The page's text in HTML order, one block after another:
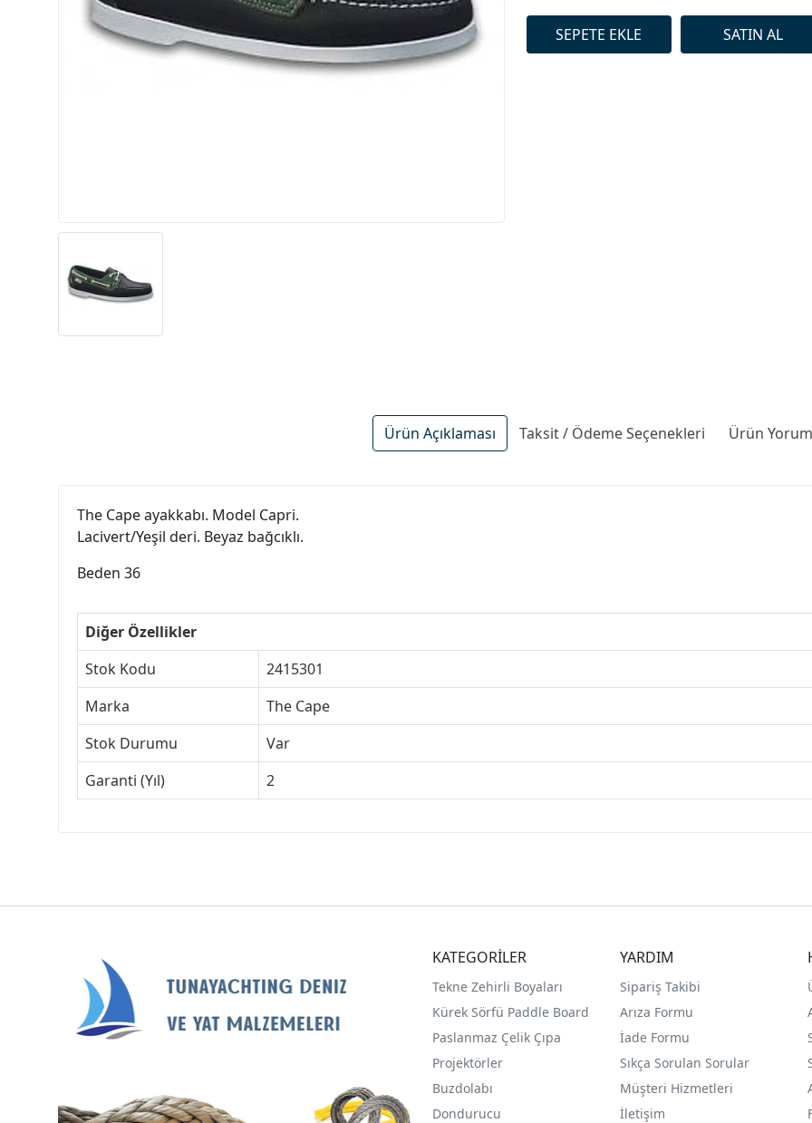
Ürün Açıklaması Taksit / Ödeme Seçenekleri Ürün
The Cape ayakkabı. Model Capri.
Lacivert/Yeşil deri. Beyaz bağcıklı.
Beden 36
Diğer Özellikler
Stok Kodu
2415301
Marka
The Cape
Stok Durumu
Var
Garanti (Yıl)
2
KATEGORİLER
Tekne Zehirli Boyaları
Kürek Sörfü Paddle Board
Paslanmaz Çelik Çıpa
Projektörler
Buzdolabı
Dondurucu
YARDIM
Sipariş Takibi
Arıza Formu
İade Formu
Sıkça Sorulan Sorular
Müşteri Hizmetleri
İletişim